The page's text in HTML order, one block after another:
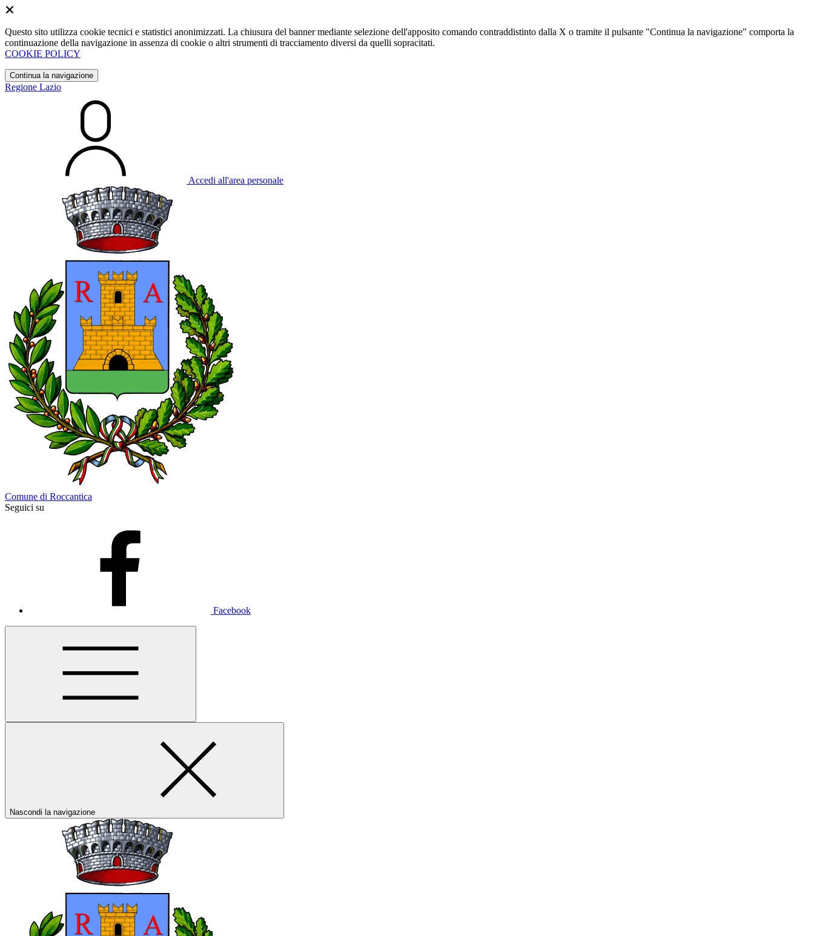
Questo sito utilizza cookie tecnici e statistici anonimizzati. La chiusura del banner mediante selezione dell'apposito comando contraddistinto dalla X o tramite il pulsante "Continua la navigazione" comporta la
continuazione della navigazione in assenza di cookie o altri strumenti di tracciamento diversi da quelli sopracitati.
COOKIE POLICY
Continua la navigazione
Regione Lazio
Accedi all'area personale
Comune di Roccantica
Seguici su
Facebook
Nascondi la navigazione